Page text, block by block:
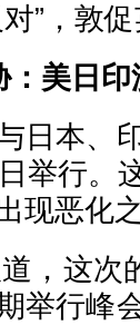
”，敦
：美日
日本、
举行。
现恶化
，这次
举行峰